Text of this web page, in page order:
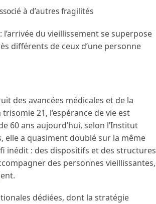
à d’autres fragilités
du vieillissement se superpose
différents de ceux d’une personne
des avancées médicales et de la
21, l’espérance de vie est
60 ans aujourd’hui, selon l’Institut
elle a quasiment doublé sur la même
inédit : des dispositifs et des structures
des personnes vieillissantes,
dédiées, dont la stratégie